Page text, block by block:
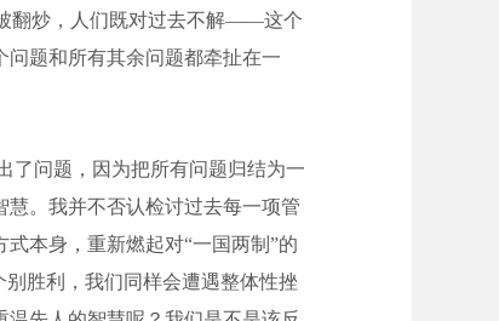
翻炒，人们既对过去不解——这个
题和所有其余问题都牵扯在一
了问题，因为把所有问题归结为一
。我并不否认检讨过去每一项管
本身，重新燃起对“一国两制”的
胜利，我们同样会遭遇整体性挫